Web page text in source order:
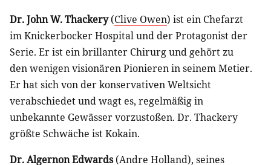
Dr. John W. Thackery(Clive Owen) ist ein Chefarzt
im Knickerbocker Hospital und der Protagonist der
Serie. Er ist ein brillanter Chirurg und gehört zu
den wenigen visionären Pionieren in seinem Metier.
Er hat sich von der konservativen Weltsicht
verabschiedet und wagt es, regelmäßig in
unbekannte Gewässer vorzustoßen. Dr. Thackery
größte Schwäche ist Kokain.
Dr. Algernon Edwards(Andre Holland), seines